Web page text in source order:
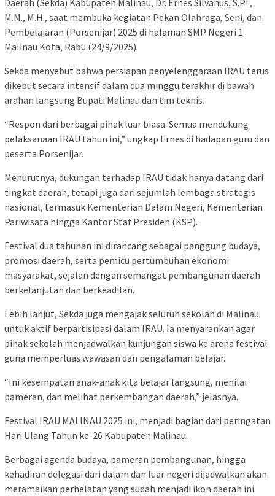
M.M., M.H., saat membuka kegiatan Pekan Olahraga, Seni, dan
Pembelajaran (Porsenijar) 2025 di halaman SMP Negeri 1
Malinau Kota, Rabu (24/9/2025).
Sekda menyebut bahwa persiapan penyelenggaraan IRAU terus
dikebut secara intensif dalam dua minggu terakhir di bawah
arahan langsung Bupati Malinau dan tim teknis.
“Respon dari berbagai pihak luar biasa. Semua mendukung
pelaksanaan IRAU tahun ini,” ungkap Ernes di hadapan guru dan
peserta Porsenijar.
Menurutnya, dukungan terhadap IRAU tidak hanya datang dari
tingkat daerah, tetapi juga dari sejumlah lembaga strategis
nasional, termasuk Kementerian Dalam Negeri, Kementerian
Pariwisata hingga Kantor Staf Presiden (KSP).
Festival dua tahunan ini dirancang sebagai panggung budaya,
promosi daerah, serta pemicu pertumbuhan ekonomi
masyarakat, sejalan dengan semangat pembangunan daerah
berkelanjutan dan berkeadilan.
Lebih lanjut, Sekda juga mengajak seluruh sekolah di Malinau
untuk aktif berpartisipasi dalam IRAU. Ia menyarankan agar
pihak sekolah menjadwalkan kunjungan siswa ke arena festival
guna memperluas wawasan dan pengalaman belajar.
“Ini kesempatan anak-anak kita belajar langsung, menilai
pameran, dan melihat perkembangan daerah,” jelasnya.
Festival IRAU MALINAU 2025 ini, menjadi bagian dari peringatan
Hari Ulang Tahun ke-26 Kabupaten Malinau.
Berbagai agenda budaya, pameran pembangunan, hingga
kehadiran delegasi dari dalam dan luar negeri dijadwalkan akan
meramaikan perhelatan yang sudah menjadi ikon daerah ini.